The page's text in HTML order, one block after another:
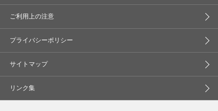
ご利用上の注意
プライバシーポリシー
サイトマップ
リンク集